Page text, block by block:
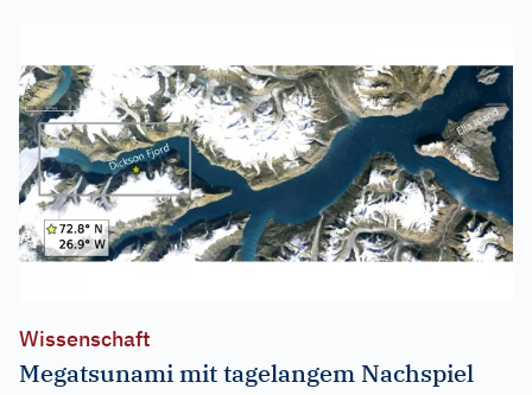
Wissenschaft
Megatsunami mit tagelangem Nachspiel